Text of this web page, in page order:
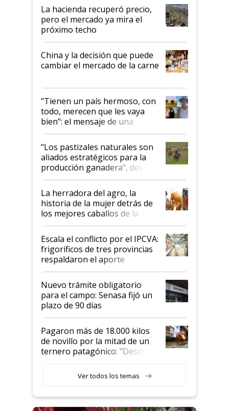
La hacienda recuperó precio,
pero el mercado ya mira el
próximo techo
China y la decisión que puede
cambiar el mercado de la carne
"Tienen un país hermoso, con
todo, merecen que les vaya
bien": el mensaje de una
ganadera uruguaya sobre las
oportunidades que se abren
para el agro en Argentina, con
foco en la carne
"Los pastizales naturales son
aliados estratégicos para la
producción ganadera", destaca
la iniciativa que ya reúne a 46
establecimientos en Argentina
La herradora del agro, la
historia de la mujer detrás de
los mejores caballos de la
Argentina y los mitos que
todavía hacen sufrir a estos
animales: "Mientras me
descalificaban, yo seguí
haciendo currículum"
Escala el conflicto por el IPCVA:
frigoríficos de tres provincias
respaldaron el aporte
obligatorio
Nuevo trámite obligatorio
para el campo: Senasa fijó un
plazo de 90 días
Pagaron más de 18.000 kilos
de novillo por la mitad de un
ternero patagónico: "Desde
llamar la atención"
Ver todos los temas